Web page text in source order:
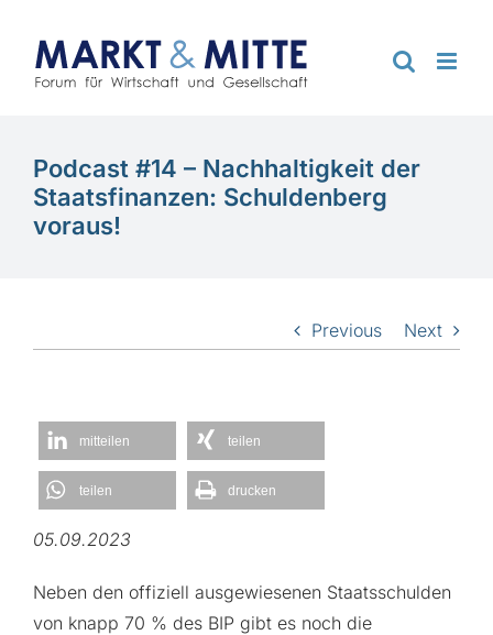
Inhalt
springen
Podcast #14 – Nachhaltigkeit der
Staatsfinanzen: Schuldenberg
voraus!
Previous Next
mitteilen teilen
teilen drucken
05.09.2023
Neben den offiziell ausgewiesenen Staatsschulden
von knapp 70 % des BIP gibt es noch die